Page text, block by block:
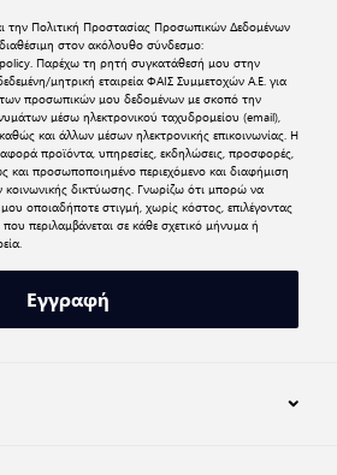
την Πολιτική Προστασίας Προσωπικών Δεδομένων
στον ακόλουθο σύνδεσμο:
. Παρέχω τη ρητή συγκατάθεσή μου στην
μητρική εταιρεία ΦΑΙΣ Συμμετοχών Α.Ε. για
των προσωπικών μου δεδομένων με σκοπό την
μέσω ηλεκτρονικού ταχυδρομείου (email),
και άλλων μέσων ηλεκτρονικής επικοινωνίας. Η
προϊόντα, υπηρεσίες, εκδηλώσεις, προσφορές,
και προσωποποιημένο περιεχόμενο και διαφήμιση
δικτύωσης. Γνωρίζω ότι μπορώ να
οποιαδήποτε στιγμή, χωρίς κόστος, επιλέγοντας
περιλαμβάνεται σε κάθε σχετικό μήνυμα ή
Εγγραφή